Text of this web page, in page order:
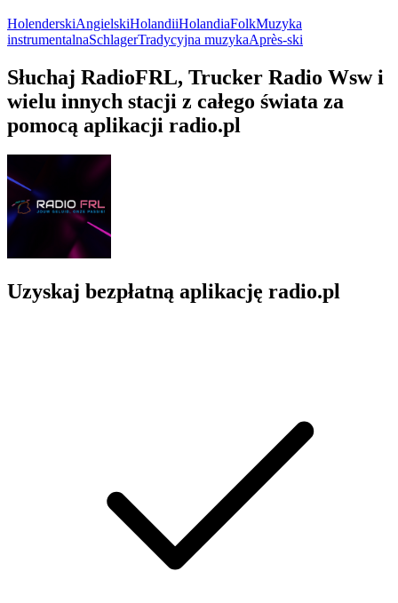
HolenderskiAngielskiHolandiiHolandiaFolkMuzyka
instrumentalnaSchlagerTradycyjna muzykaAprès-ski
Słuchaj RadioFRL, Trucker Radio Wsw i
wielu innych stacji z całego świata za
pomocą aplikacji radio.pl
Uzyskaj bezpłatną aplikację radio.pl